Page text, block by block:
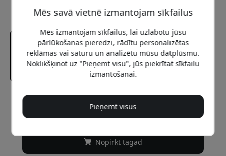
54.99 EUR
Nopirkt tagad
Mēs savā vietnē izmantojam sīkfailus
Mēs izmantojam sīkfailus, lai uzlabotu jūsu
pārlūkošanas pieredzi, rādītu personalizētas
reklāmas vai saturu un analizētu mūsu datplūsmu.
Noklikšķinot uz "Pieņemt visu", jūs piekrītat sīkfailu
izmantošanai.
Pieņemt visus